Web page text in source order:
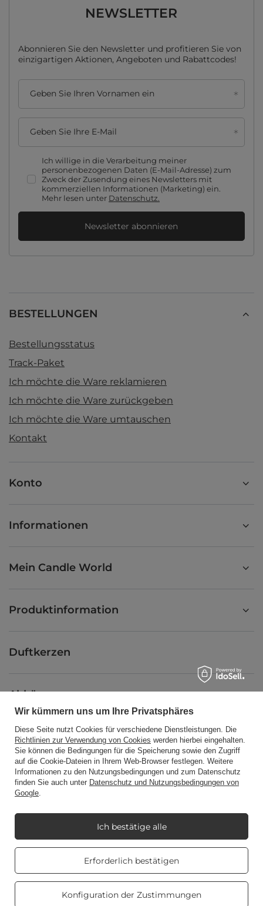
NEWSLETTER
Abonnieren Sie den Newsletter und profitieren Sie von
einzigartigen Aktionen, Angeboten und Rabattcodes!
Geben Sie Ihren Vornamen ein
Geben Sie Ihre E-Mail
Ich willige in die Verarbeitung meiner
personenbezogenen Daten (E-Mail-Adresse) zum
Zweck der Zusendung eines Newsletters mit
kommerziellen Informationen (Marketing) ein.
Mehr lesen unter Datenschutz.
Newsletter abonnieren
BESTELLUNGEN
Bestellungsstatus
Track-Paket
Ich möchte die Ware reklamieren
Ich möchte die Ware zurückgeben
Ich möchte die Ware umtauschen
Kontakt
Konto
Informationen
Mein Candle World
Produktinformation
Duftkerzen
Abkürzung
Blog
Candle World,Tarnowska 23/2,61-323Poznań
Im Shop präsentieren wir die Nettopreise (exkl. MwSt.).
Copyright © Candle World 2016-2026 Alle Rechte vorbehalten
Wir kümmern uns um Ihre Privatsphäres
Diese Seite nutzt Cookies für verschiedene Dienstleistungen. Die
Richtlinien zur Verwendung von Cookies werden hierbei eingehalten.
Sie können die Bedingungen für die Speicherung sowie den Zugriff
auf die Cookie-Dateien in Ihrem Web-Browser festlegen. Weitere
Informationen zu den Nutzungsbedingungen und zum Datenschutz
finden Sie auch unter Datenschutz und Nutzungsbedingungen von
Google.
Erforderlich bestätigen
Konfiguration der Zustimmungen
Ich bestätige alle